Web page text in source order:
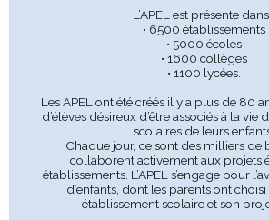
L’APEL est présente
• 6500 établissements
• 5000 écoles
• 1600 collèges
• 1100 lycées.
Les APEL ont été créés il y a plus de 80
d’élèves désireux d’être associés à la vie
scolaires de leurs
Chaque jour, ce sont des milliers de
collaborent activement aux projets
établissements. L’APEL s’engage pour
d’enfants, dont les parents ont
établissement scolaire et son